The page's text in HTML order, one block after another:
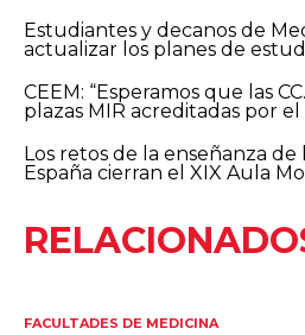
Estudiantes y decanos de
actualizar los planes de
CEEM: “Esperamos que las
plazas MIR acreditadas por el
Los retos de la enseñanza de
España cierran el XIX Aula
FACULTADES DE MEDICINA